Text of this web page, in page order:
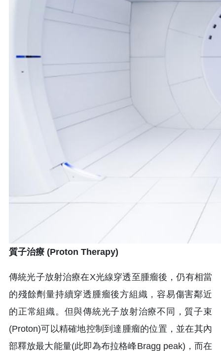
質子治療 (Proton Therapy)
傳統光子放射治療在X光線穿透至腫瘤後，仍有相當
的殘餘劑量持續穿透腫瘤後方組織，容易傷害鄰近
的正常組織。但與傳統光子放射治療不同，質子束
(Proton)可以精確地控制到達腫瘤的位置，並在其內
部釋放最大能量(此即為布拉格峰Bragg peak)，而在